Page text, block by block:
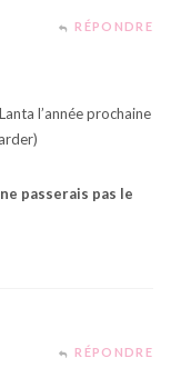
RÉPONDRE
l’année prochaine
passerais pas le
RÉPONDRE